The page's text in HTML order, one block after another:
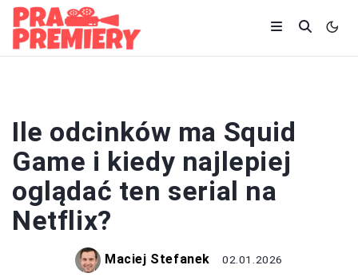
Ile odcinków ma Squid
Game i kiedy najlepiej
oglądać ten serial na
Netflix?
Maciej Stefanek 02.01.2026